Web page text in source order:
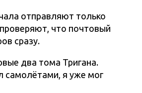
отправляют только
что почтовый
сразу.
два тома Тригана.
самолётами, я уже мог